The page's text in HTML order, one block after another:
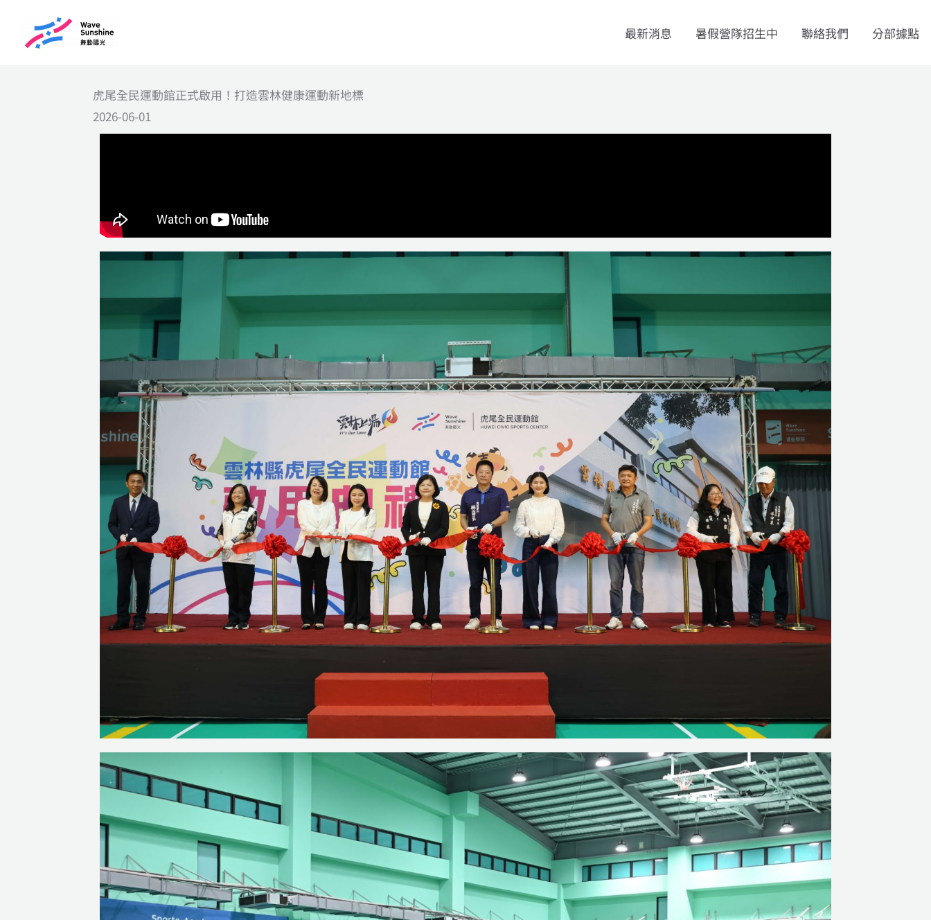
最新消息 暑假營隊招生中 聯絡我們 分部據點
虎尾全民運動館正式啟用！打造雲林健康運動新地標
2026-06-01